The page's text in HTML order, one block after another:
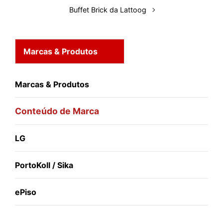
Buffet Brick da Lattoog
Marcas & Produtos
Marcas & Produtos
Conteúdo de Marca
LG
PortoKoll / Sika
ePiso